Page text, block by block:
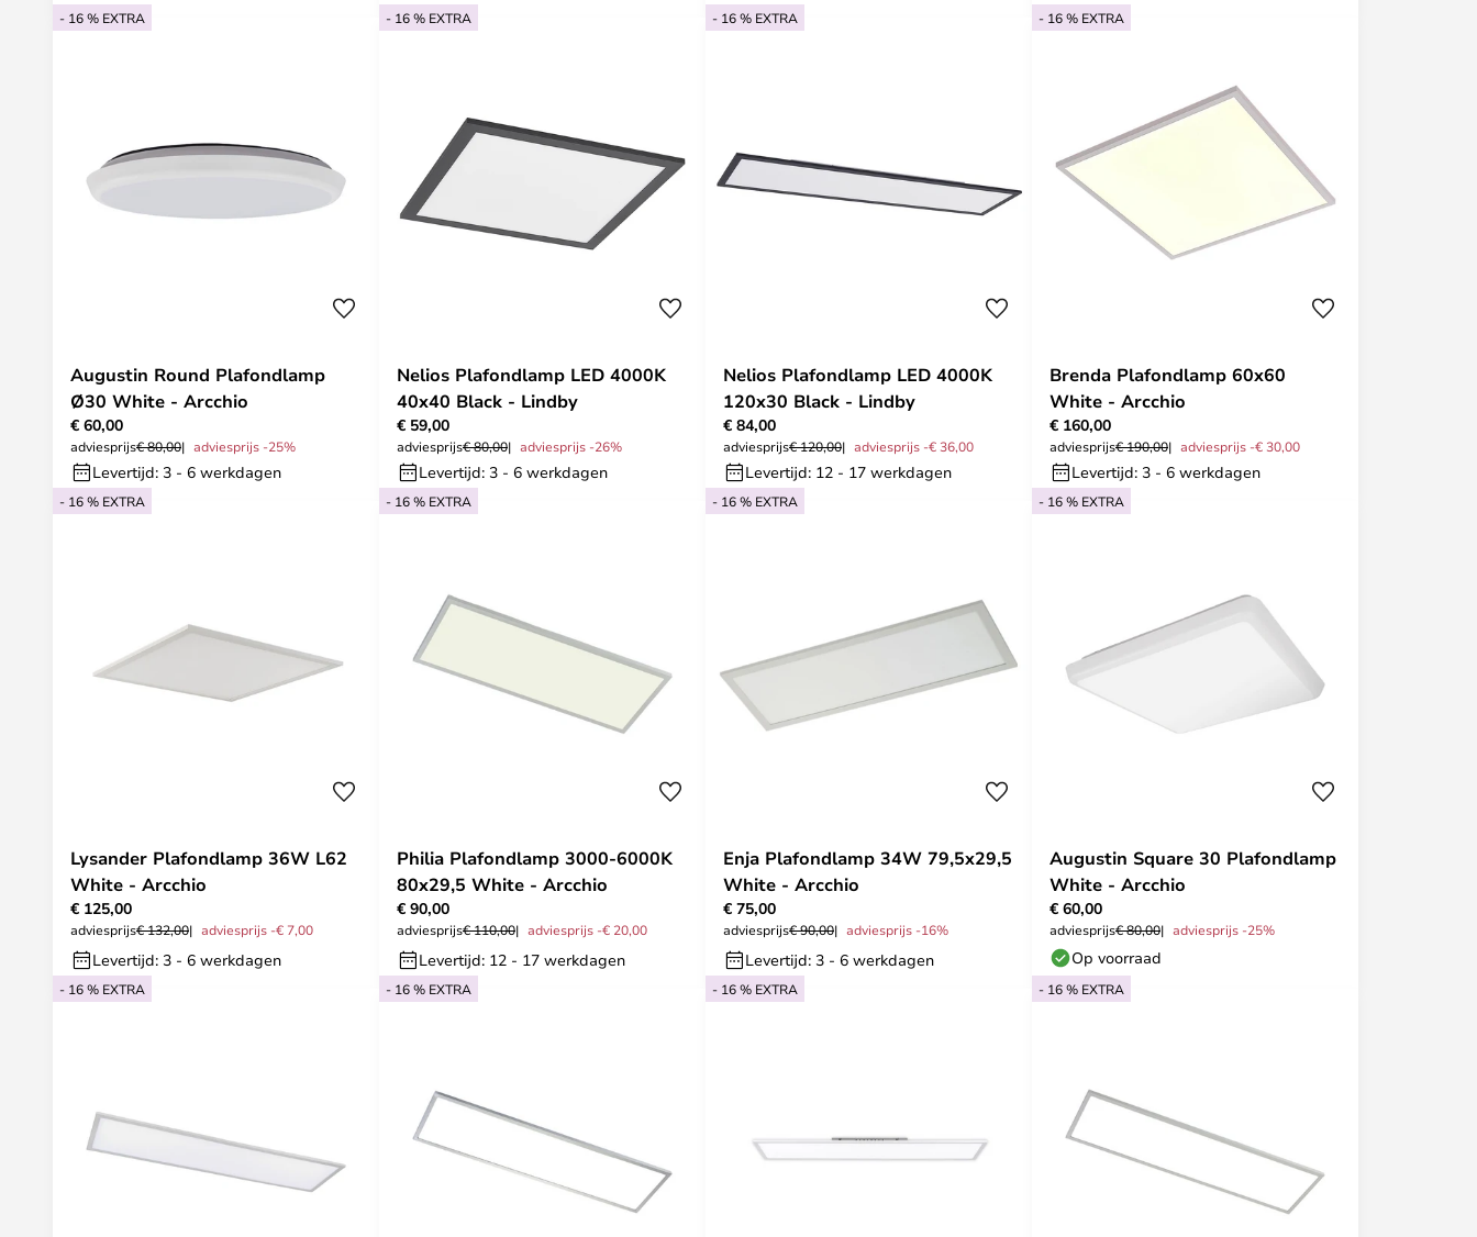
- 16 % EXTRA
Augustin Round Plafondlamp
Ø30 White - Arcchio
€ 60,00
adviesprijs€ 80,00 adviesprijs -25%
Levertijd: 3 - 6 werkdagen
- 16 % EXTRA
Nelios Plafondlamp LED 4000K
40x40 Black - Lindby
€ 59,00
adviesprijs€ 80,00 adviesprijs -26%
Levertijd: 3 - 6 werkdagen
- 16 % EXTRA
Nelios Plafondlamp LED 4000K
120x30 Black - Lindby
€ 84,00
adviesprijs€ 120,00 adviesprijs -€ 36,00
Levertijd: 12 - 17 werkdagen
- 16 % EXTRA
Brenda Plafondlamp 60x60
White - Arcchio
€ 160,00
adviesprijs€ 190,00 adviesprijs -€ 30,00
Levertijd: 3 - 6 werkdagen
- 16 % EXTRA
Lysander Plafondlamp 36W L62
White - Arcchio
€ 125,00
adviesprijs€ 132,00 adviesprijs -€ 7,00
Levertijd: 3 - 6 werkdagen
- 16 % EXTRA
Philia Plafondlamp 3000-6000K
80x29,5 White - Arcchio
€ 90,00
adviesprijs€ 110,00 adviesprijs -€ 20,00
Levertijd: 12 - 17 werkdagen
- 16 % EXTRA
Enja Plafondlamp 34W 79,5x29,5
White - Arcchio
€ 75,00
adviesprijs€ 90,00 adviesprijs -16%
Levertijd: 3 - 6 werkdagen
- 16 % EXTRA
Augustin Square 30 Plafondlamp
White - Arcchio
€ 60,00
adviesprijs€ 80,00 adviesprijs -25%
Op voorraad
- 16 % EXTRA - 16 % EXTRA - 16 % EXTRA - 16 % EXTRA